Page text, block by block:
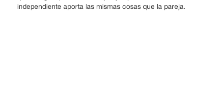
independiente aporta las mismas cosas que la pareja.